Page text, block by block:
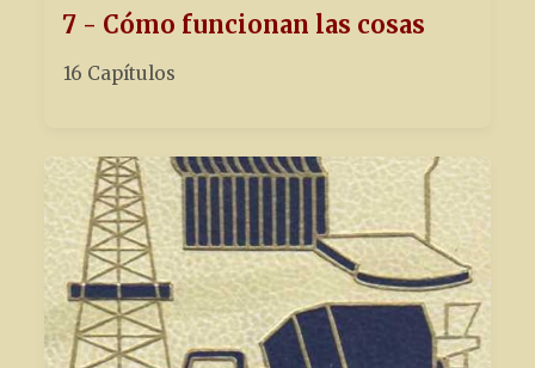
7 - Cómo funcionan las cosas
16 Capítulos